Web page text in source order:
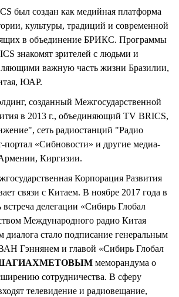
был создан как медийная платформа
культуры, традиций и современной
в объединение БРИКС. Программы
знакомят зрителей с людьми и
важную часть жизни Бразилии,
ЮАР.
созданный Межгосударственной
в 2013 г., объединяющий TV BRICS,
сеть радиостанций "Радио
портал «Сибновости» и другие медиа-
Киргизии.
Корпорация Развития
связи с Китаем. В ноябре 2017 года в
встреча делегации «Сибирь Глобал
Международного радио Китая
диалога стало подписание генеральным
Гэннянем и главой «Сибирь Глобал
ШАГИАХМЕТОВЫМ меморандума о
сотрудничества. В сферу
телевидение и радиовещание,